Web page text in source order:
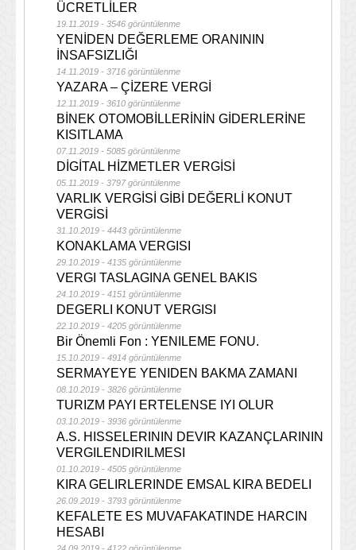
ÜCRETLİLER
19.11.2019 - 3546 görüntülenme
YENİDEN DEĞERLEME ORANININ
İNSAFSIZLIĞI
14.11.2019 - 3716 görüntülenme
YAZARA – ÇİZERE VERGİ
12.11.2019 - 3610 görüntülenme
BİNEK OTOMOBİLLERİNİN GİDERLERİNE
KISITLAMA
07.11.2019 - 5085 görüntülenme
DİGİTAL HİZMETLER VERGİSİ
05.11.2019 - 3797 görüntülenme
VARLIK VERGİSİ GİBİ DEĞERLİ KONUT
VERGİSİ
31.10.2019 - 4443 görüntülenme
KONAKLAMA VERGISI
29.10.2019 - 4135 görüntülenme
VERGI TASLAGINA GENEL BAKIS
24.10.2019 - 4151 görüntülenme
DEGERLI KONUT VERGISI
22.10.2019 - 4205 görüntülenme
Bir Önemli Fon : YENILEME FONU.
15.10.2019 - 4914 görüntülenme
SERMAYEYE YENIDEN BAKMA ZAMANI
08.10.2019 - 3826 görüntülenme
TURIZM PAYI ERTELENSE IYI OLUR
03.10.2019 - 3936 görüntülenme
A.S. HISSELERININ DEVIR KAZANÇLARININ
VERGILENDIRILMESI
01.10.2019 - 4505 görüntülenme
KIRA GELIRLERINDE EMSAL KIRA BEDELI
26.09.2019 - 3793 görüntülenme
KEFALETE ES MUVAFAKATINDE HARCIN
HESABI